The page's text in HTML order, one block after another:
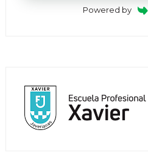
Powered by